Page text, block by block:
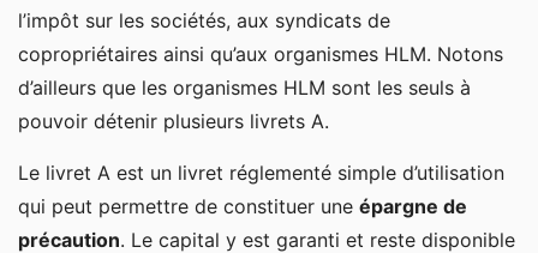
l’impôt sur les sociétés, aux syndicats de
copropriétaires ainsi qu’aux organismes HLM. Notons
d’ailleurs que les organismes HLM sont les seuls à
pouvoir détenir plusieurs livrets A.
Le livret A est un livret réglementé simple d’utilisation
qui peut permettre de constituer une épargne de
précaution. Le capital y est garanti et reste disponible